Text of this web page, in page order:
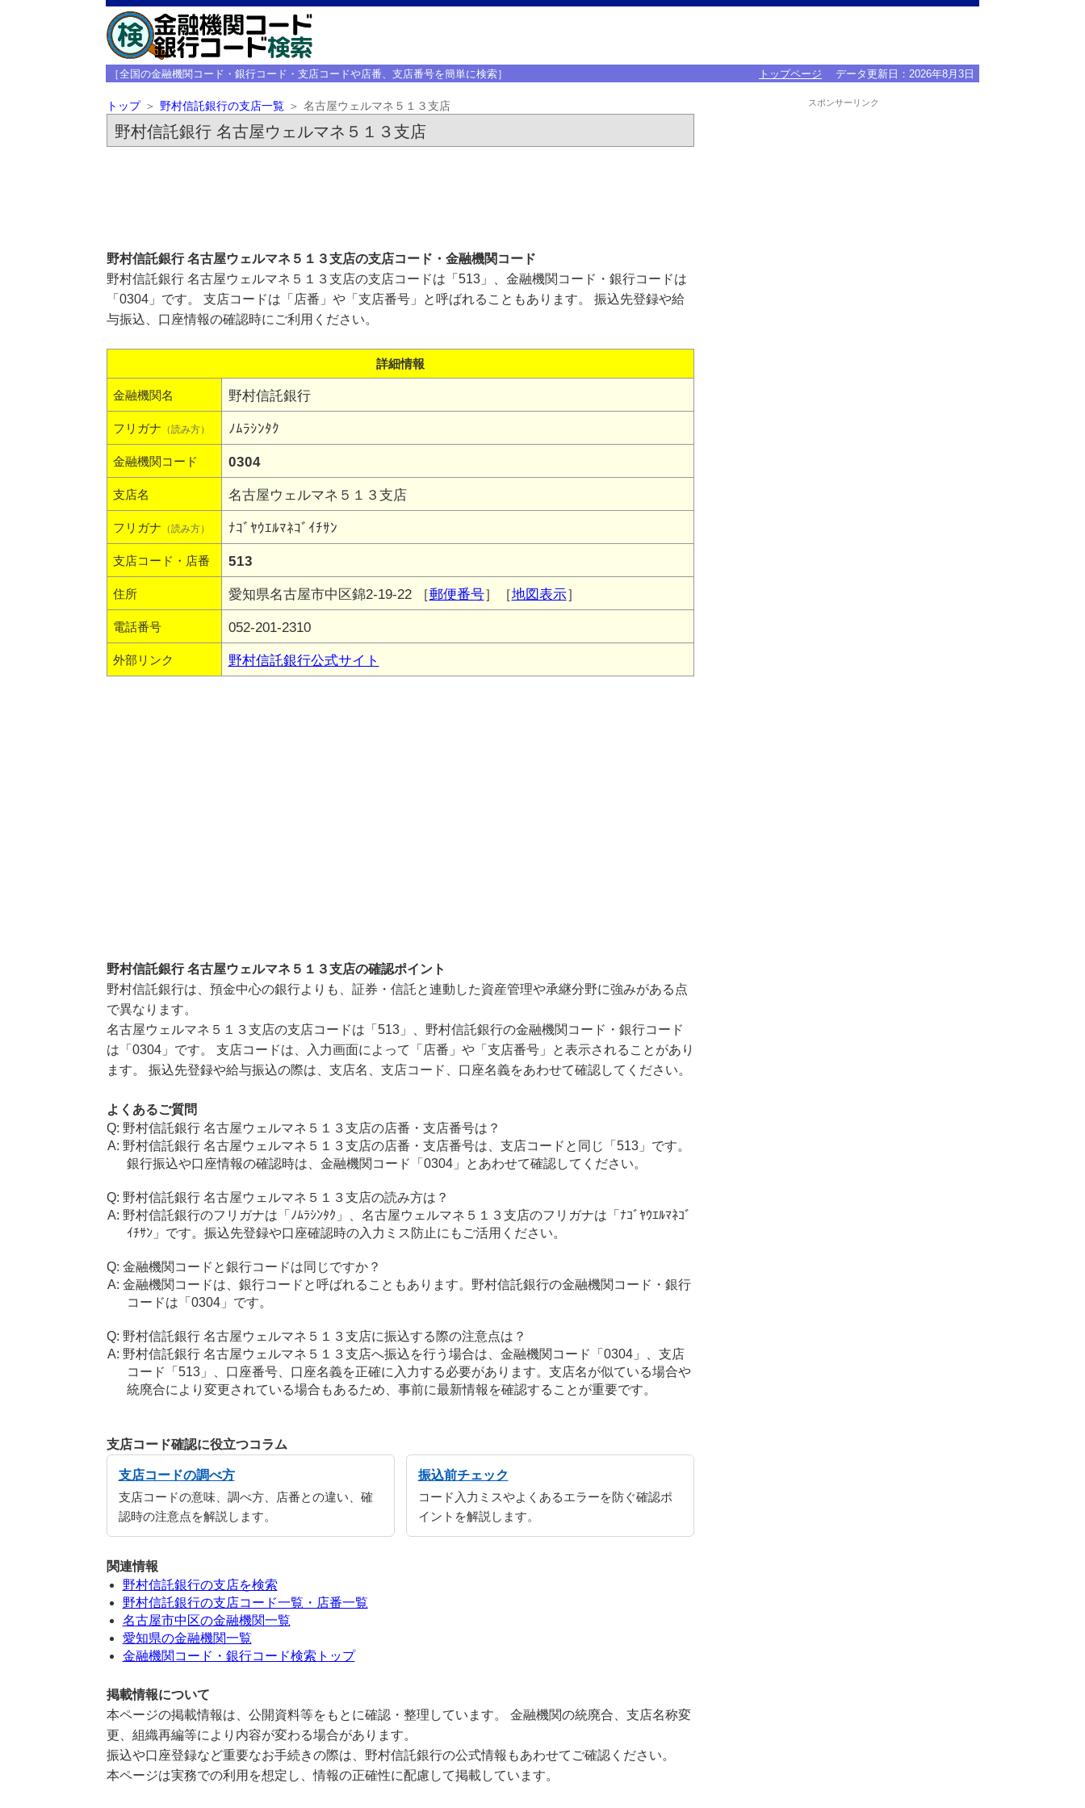
［全国の金融機関コード・銀行コード・支店コードや店番、支店番号を簡単に検索］ トップページ データ更新日： 2026年8月3日
トップ 野村信託銀行の支店一覧 名古屋ウェルマネ５１３支店
野村信託銀行 名古屋ウェルマネ５１３支店
野村信託銀行 名古屋ウェルマネ５１３支店の支店コード・金融機関コード
野村信託銀行 名古屋ウェルマネ５１３支店の支店コードは「513」、金融機関コード・銀行コードは
「0304」です。 支店コードは「店番」や「支店番号」と呼ばれることもあります。 振込先登録や給
与振込、口座情報の確認時にご利用ください。
詳細情報
金融機関名 野村信託銀行
フリガナ （読み方） ﾉﾑﾗｼﾝﾀｸ
金融機関コード 0304
支店名 名古屋ウェルマネ５１３支店
フリガナ （読み方） ﾅｺﾞﾔｳｴﾙﾏﾈｺﾞｲﾁｻﾝ
支店コード・店番 513
住所 愛知県名古屋市中区錦2-19-22 ［郵便番号］［地図表示］
電話番号 052-201-2310
外部リンク 野村信託銀行公式サイト
野村信託銀行 名古屋ウェルマネ５１３支店の確認ポイント
野村信託銀行は、預金中心の銀行よりも、証券・信託と連動した資産管理や承継分野に強みがある点
で異なります。
名古屋ウェルマネ５１３支店の支店コードは「513」、野村信託銀行の金融機関コード・銀行コード
は「0304」です。 支店コードは、入力画面によって「店番」や「支店番号」と表示されることがあり
ます。 振込先登録や給与振込の際は、支店名、支店コード、口座名義をあわせて確認してください。
よくあるご質問
野村信託銀行 名古屋ウェルマネ５１３支店の店番・支店番号は？
野村信託銀行 名古屋ウェルマネ５１３支店の店番・支店番号は、支店コードと同じ「513」です。
銀行振込や口座情報の確認時は、金融機関コード「0304」とあわせて確認してください。
野村信託銀行 名古屋ウェルマネ５１３支店の読み方は？
野村信託銀行のフリガナは「ﾉﾑﾗｼﾝﾀｸ」、名古屋ウェルマネ５１３支店のフリガナは「ﾅｺﾞﾔｳｴﾙﾏﾈｺﾞ
ｲﾁｻﾝ」です。振込先登録や口座確認時の入力ミス防止にもご活用ください。
金融機関コードと銀行コードは同じですか？
金融機関コードは、銀行コードと呼ばれることもあります。野村信託銀行の金融機関コード・銀行
コードは「0304」です。
野村信託銀行 名古屋ウェルマネ５１３支店に振込する際の注意点は？
野村信託銀行 名古屋ウェルマネ５１３支店へ振込を行う場合は、金融機関コード「0304」、支店
コード「513」、口座番号、口座名義を正確に入力する必要があります。支店名が似ている場合や
統廃合により変更されている場合もあるため、事前に最新情報を確認することが重要です。
支店コード確認に役立つコラム
支店コードの調べ方
支店コードの意味、調べ方、店番との違い、確
認時の注意点を解説します。
振込前チェック
コード入力ミスやよくあるエラーを防ぐ確認ポ
イントを解説します。
関連情報
野村信託銀行の支店を検索
野村信託銀行の支店コード一覧・店番一覧
名古屋市中区の金融機関一覧
愛知県の金融機関一覧
金融機関コード・銀行コード検索トップ
掲載情報について
本ページの掲載情報は、公開資料等をもとに確認・整理しています。 金融機関の統廃合、支店名称変
更、組織再編等により内容が変わる場合があります。
振込や口座登録など重要なお手続きの際は、野村信託銀行の公式情報もあわせてご確認ください。
本ページは実務での利用を想定し、情報の正確性に配慮して掲載しています。
スポンサーリンク